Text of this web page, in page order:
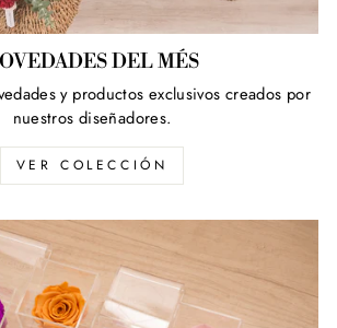
DEL MÉS
y productos exclusivos creados por
nuestros diseñadores.
VER COLECCIÓN